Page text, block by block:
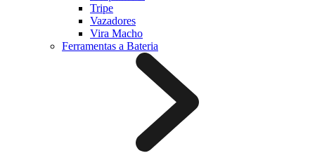
Tripe
Vazadores
Vira Macho
Ferramentas a Bateria